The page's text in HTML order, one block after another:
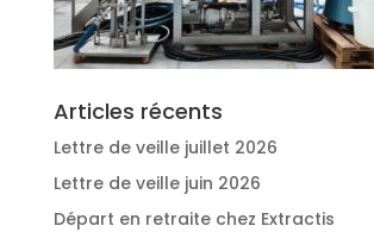
Articles récents
Lettre de veille juillet 2026
Lettre de veille juin 2026
Départ en retraite chez Extractis